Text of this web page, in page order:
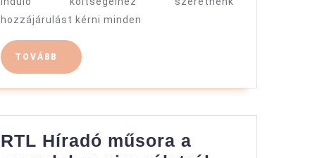
vizsgálatait!
hozzájárulást kérni minden
TOVÁBB TOVÁBB
RTL Híradó műsora a